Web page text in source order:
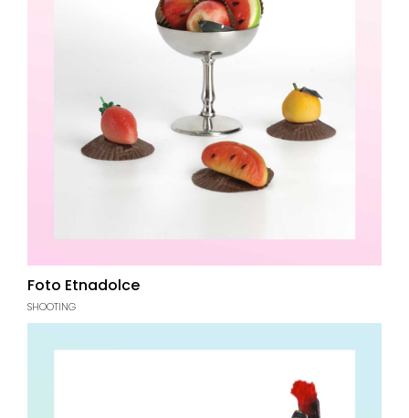
Foto Etnadolce
SHOOTING